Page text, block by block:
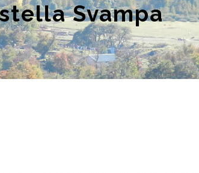
Svampa